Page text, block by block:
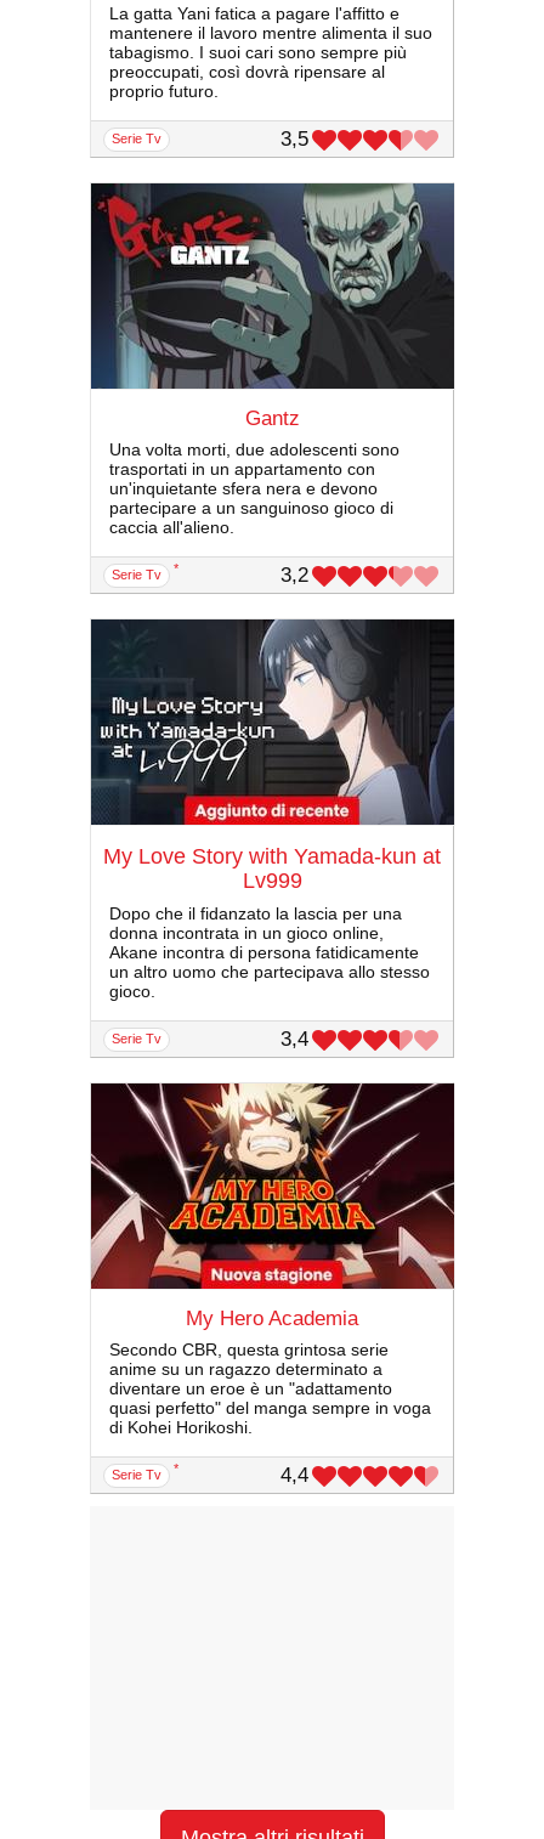
La gatta Yani fatica a pagare l'affitto e
mantenere il lavoro mentre alimenta il suo
tabagismo. I suoi cari sono sempre più
preoccupati, così dovrà ripensare al
proprio futuro.
serie Tv 3,5
Gantz
Una volta morti, due adolescenti sono
trasportati in un appartamento con
un'inquietante sfera nera e devono
partecipare a un sanguinoso gioco di
caccia all'alieno.
serie Tv * 3,2
My Love Story with Yamada-kun at
Lv999
Dopo che il fidanzato la lascia per una
donna incontrata in un gioco online,
Akane incontra di persona fatidicamente
un altro uomo che partecipava allo stesso
gioco.
serie Tv 3,4
My Hero Academia
Secondo CBR, questa grintosa serie
anime su un ragazzo determinato a
diventare un eroe è un "adattamento
quasi perfetto" del manga sempre in voga
di Kohei Horikoshi.
serie Tv * 4,4